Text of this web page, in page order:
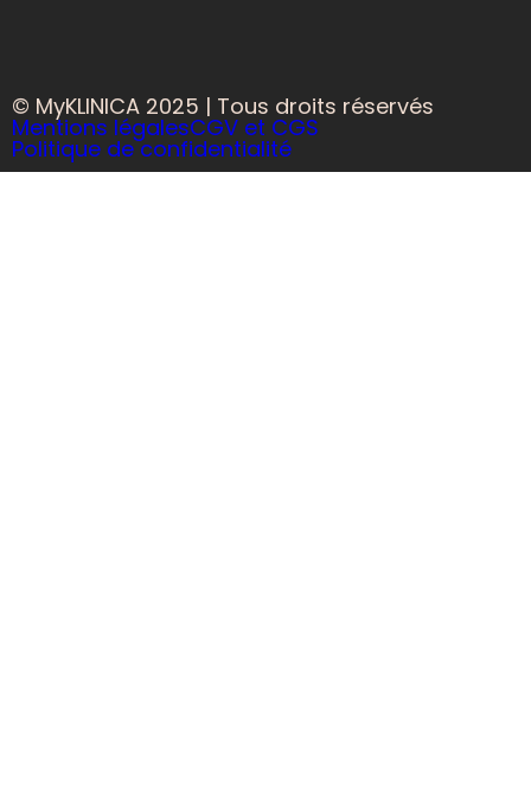
© MyKLINICA 2025 | Tous droits réservés
Mentions légalesCGV et CGS
Politique de confidentialité